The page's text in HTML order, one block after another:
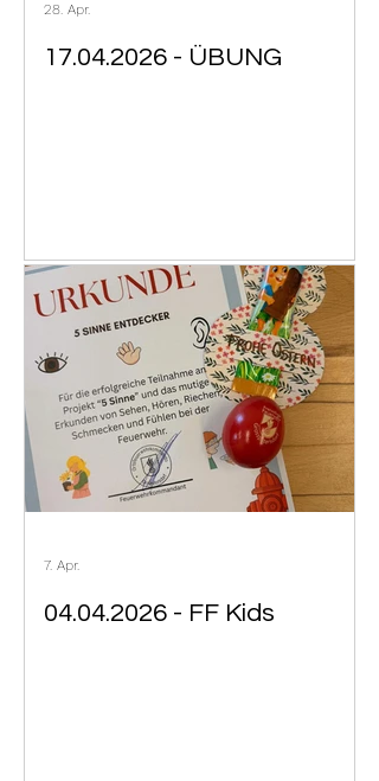
17.04.2026 - ÜBUNG
28. Apr.
04.04.2026 - FF Kids
7. Apr.